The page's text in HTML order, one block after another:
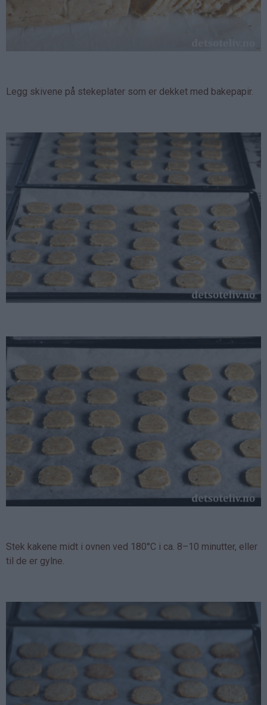
Legg skivene på stekeplater som er dekket med bakepapir.
Stek kakene midt i ovnen ved 180°C i ca. 8–10 minutter, eller
til de er gylne.